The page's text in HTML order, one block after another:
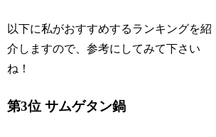
以下に私がおすすめするランキングを紹
介しますので、参考にしてみて下さい
ね！
第3位 サムゲタン鍋